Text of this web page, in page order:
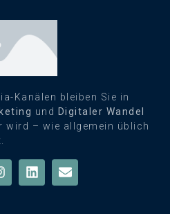
Kanälen bleiben Sie in
und Digitaler Wandel
wird – wie allgemein üblich